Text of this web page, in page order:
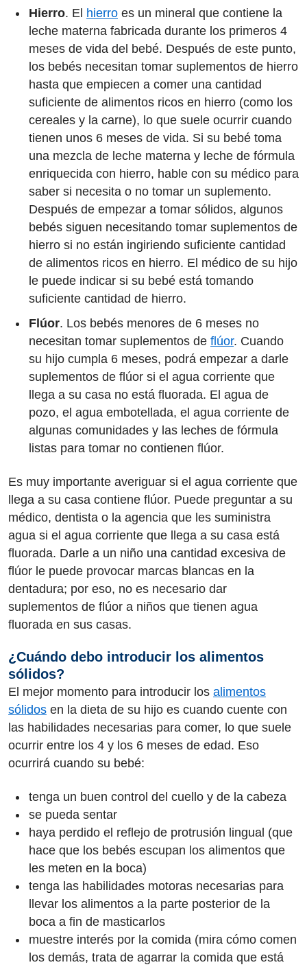
Hierro. El hierro es un mineral que contiene la
leche materna fabricada durante los primeros 4
meses de vida del bebé. Después de este punto,
los bebés necesitan tomar suplementos de hierro
hasta que empiecen a comer una cantidad
suficiente de alimentos ricos en hierro (como los
cereales y la carne), lo que suele ocurrir cuando
tienen unos 6 meses de vida. Si su bebé toma
una mezcla de leche materna y leche de fórmula
enriquecida con hierro, hable con su médico para
saber si necesita o no tomar un suplemento.
Después de empezar a tomar sólidos, algunos
bebés siguen necesitando tomar suplementos de
hierro si no están ingiriendo suficiente cantidad
de alimentos ricos en hierro. El médico de su hijo
le puede indicar si su bebé está tomando
suficiente cantidad de hierro.
Flúor. Los bebés menores de 6 meses no
necesitan tomar suplementos de flúor. Cuando
su hijo cumpla 6 meses, podrá empezar a darle
suplementos de flúor si el agua corriente que
llega a su casa no está fluorada. El agua de
pozo, el agua embotellada, el agua corriente de
algunas comunidades y las leches de fórmula
listas para tomar no contienen flúor.
Es muy importante averiguar si el agua corriente que
llega a su casa contiene flúor. Puede preguntar a su
médico, dentista o la agencia que les suministra
agua si el agua corriente que llega a su casa está
fluorada. Darle a un niño una cantidad excesiva de
flúor le puede provocar marcas blancas en la
dentadura; por eso, no es necesario dar
suplementos de flúor a niños que tienen agua
fluorada en sus casas.
¿Cuándo debo introducir los alimentos
sólidos?
El mejor momento para introducir los alimentos
sólidos en la dieta de su hijo es cuando cuente con
las habilidades necesarias para comer, lo que suele
ocurrir entre los 4 y los 6 meses de edad. Eso
ocurrirá cuando su bebé:
tenga un buen control del cuello y de la cabeza
se pueda sentar
haya perdido el reflejo de protrusión lingual (que
hace que los bebés escupan los alimentos que
les meten en la boca)
tenga las habilidades motoras necesarias para
llevar los alimentos a la parte posterior de la
boca a fin de masticarlos
muestre interés por la comida (mira cómo comen
los demás, trata de agarrar la comida que está